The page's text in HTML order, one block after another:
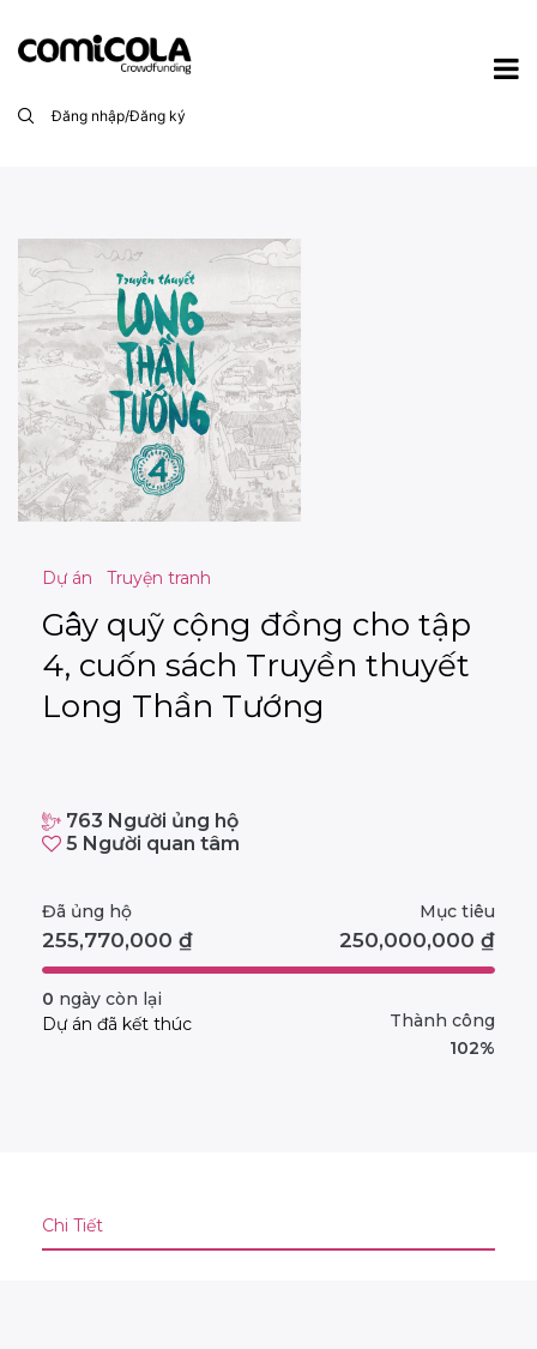
Đăng nhập/Đăng ký
Dự án Truyện tranh
Gây quỹ cộng đồng cho tập
4, cuốn sách Truyền thuyết
Long Thần Tướng
763 Người ủng hộ
5 Người quan tâm
255,770,000 ₫
Đã ủng hộ
250,000,000 ₫
Mục tiêu
0 ngày còn lại
102%
Thành công
Dự án đã kết thúc
Chi Tiết